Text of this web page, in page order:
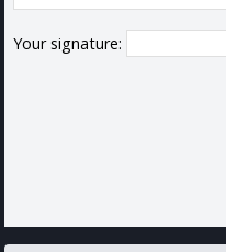
Your signature: